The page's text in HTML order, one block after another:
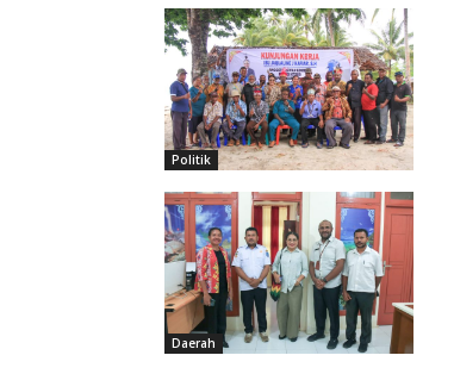
Politik
Daerah